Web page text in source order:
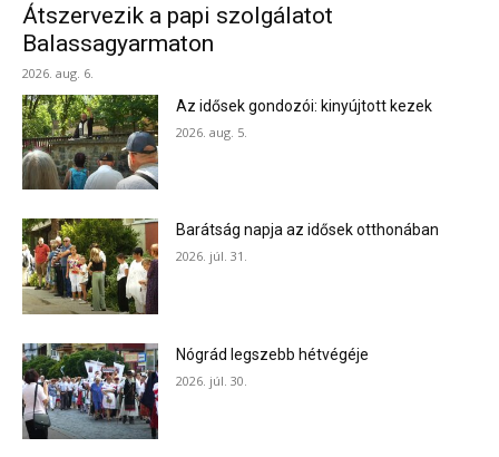
Átszervezik a papi szolgálatot
Balassagyarmaton
2026. aug. 6.
Az idősek gondozói: kinyújtott kezek
2026. aug. 5.
Barátság napja az idősek otthonában
2026. júl. 31.
Nógrád legszebb hétvégéje
2026. júl. 30.